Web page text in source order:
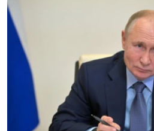
поиску
СИБИРЬ.РЕАЛИИ
РАСПИСАНИЕ ВЕЩАНИЯ
ПОДПИШИТЕСЬ НА РАССЫЛКУ
СОЦИАЛЬНЫЕ СЕТИ